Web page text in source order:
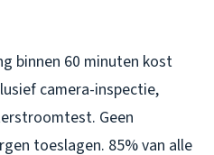
binnen 60 minuten kost
camera-inspectie,
Geen
toeslagen. 85% van alle